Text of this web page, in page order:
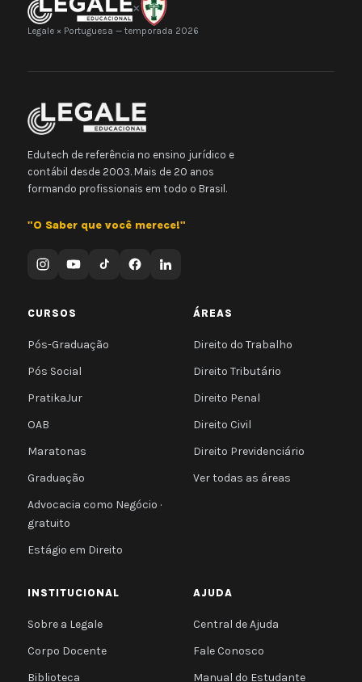
×
Legale × Portuguesa — temporada 2026
Edutech de referência no ensino jurídico e
contábil desde 2003. Mais de 20 anos
formando profissionais em todo o Brasil.
"O Saber que você merece!"
CURSOS
Pós-Graduação
Pós Social
PratikaJur
OAB
Maratonas
Graduação
Advocacia como Negócio ·
gratuito
Estágio em Direito
ÁREAS
Direito do Trabalho
Direito Tributário
Direito Penal
Direito Civil
Direito Previdenciário
Ver todas as áreas
INSTITUCIONAL
Sobre a Legale
Corpo Docente
Biblioteca
AJUDA
Central de Ajuda
Fale Conosco
Manual do Estudante